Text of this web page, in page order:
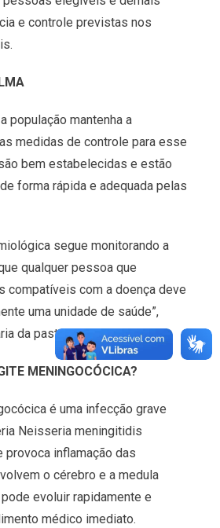
e controle previstas nos
população mantenha a
medidas de controle para esse
bem estabelecidas e estão
forma rápida e adequada pelas
segue monitorando a
qualquer pessoa que
compatíveis com a doença deve
uma unidade de saúde”,
da pasta, Juliana Salim.
MENINGOCÓCICA?
é uma infecção grave
Neisseria meningitidis
provoca inflamação das
o cérebro e a medula
evoluir rapidamente e
médico imediato.